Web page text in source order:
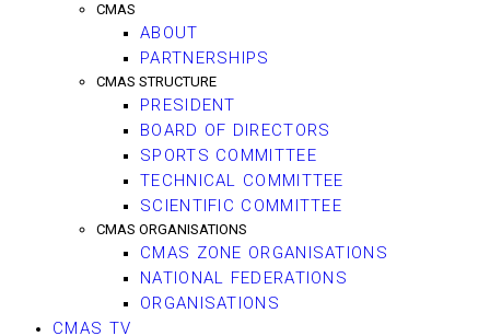
CMAS
ABOUT
PARTNERSHIPS
CMAS STRUCTURE
PRESIDENT
BOARD OF DIRECTORS
SPORTS COMMITTEE
TECHNICAL COMMITTEE
SCIENTIFIC COMMITTEE
CMAS ORGANISATIONS
CMAS ZONE ORGANISATIONS
NATIONAL FEDERATIONS
ORGANISATIONS
CMAS TV